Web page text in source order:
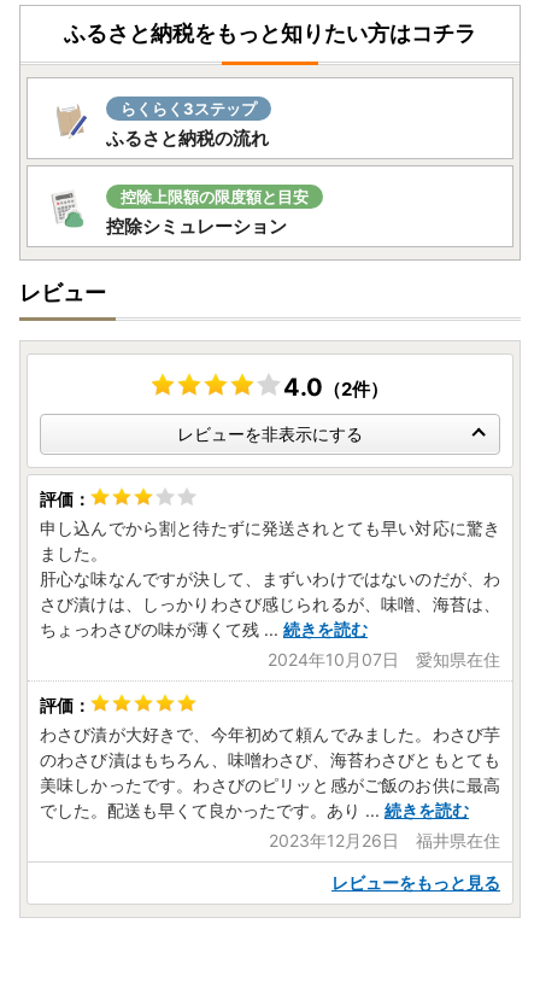
ふるさと納税をもっと知りたい方はコチラ
らくらく3ステップ
ふるさと納税の流れ
控除上限額の限度額と目安
控除シミュレーション
レビュー
4.0 （2件）
レビューを非表示にする
申し込んでから割と待たずに発送されとても早い対応に驚き
ました。
肝心な味なんですが決して、まずいわけではないのだが、わ
さび漬けは、しっかりわさび感じられるが、味噌、海苔は、
ちょっわさびの味が薄くて残 ... 続きを読む
2024年10月07日 愛知県在住
わさび漬が大好きで、今年初めて頼んでみました。わさび芋
のわさび漬はもちろん、味噌わさび、海苔わさびともとても
美味しかったです。わさびのピリッと感がご飯のお供に最高
でした。配送も早くて良かったです。あり ... 続きを読む
2023年12月26日 福井県在住
レビューをもっと見る